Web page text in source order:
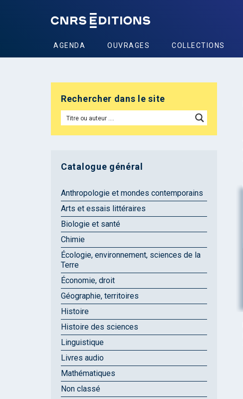
AGENDA OUVRAGES COLLECTIONS
Rechercher dans le site
Catalogue général
Anthropologie et mondes contemporains
Arts et essais littéraires
Biologie et santé
Chimie
Écologie, environnement, sciences de la
Terre
Économie, droit
Géographie, territoires
Histoire
Histoire des sciences
Linguistique
Livres audio
Mathématiques
Non classé